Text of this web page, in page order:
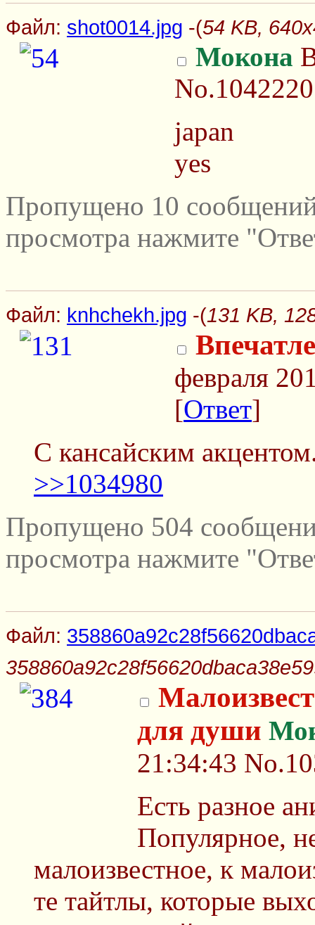
Файл: shot0014.jpg -(54 KB,
Мокона
No.1042220
japan
yes
Пропущено 10
просмотра нажмите
Файл: knhchekh.jpg -(131 KB,
февраля
[Ответ]
С кансайским
>>1034980
Пропущено 504
просмотра нажмите
Файл:
для души
21:34:43
Есть разное
Популярное,
малоизвестное, к
те тайтлы, которые